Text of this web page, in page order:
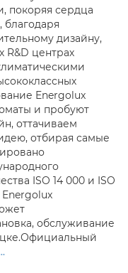
покоряя сердца
дизайну,
R&D центрах
Energolux
и пробуют
оттачиваем
отбирая самые
ISO 14 000 и ISO
обслуживание